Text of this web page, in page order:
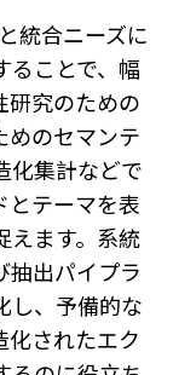
統合ニーズに
ることで、幅
研究のための
めのセマンテ
化集計などで
とテーマを表
えます。系統
抽出パイプラ
し、予備的な
化されたエク